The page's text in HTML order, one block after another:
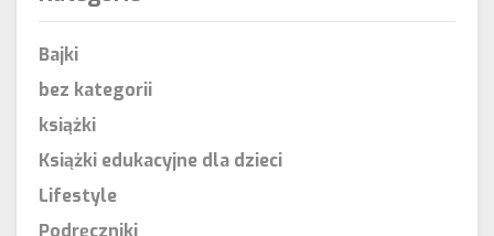
Bajki
bez kategorii
książki
Książki edukacyjne dla dzieci
Lifestyle